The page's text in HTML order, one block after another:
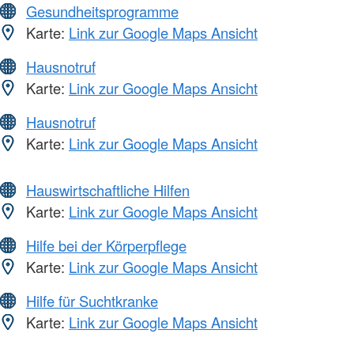
Gesundheitsprogramme
Karte: Link zur Google Maps Ansicht
Hausnotruf
Karte: Link zur Google Maps Ansicht
Hausnotruf
Karte: Link zur Google Maps Ansicht
Hauswirtschaftliche Hilfen
Karte: Link zur Google Maps Ansicht
Hilfe bei der Körperpflege
Karte: Link zur Google Maps Ansicht
Hilfe für Suchtkranke
Karte: Link zur Google Maps Ansicht